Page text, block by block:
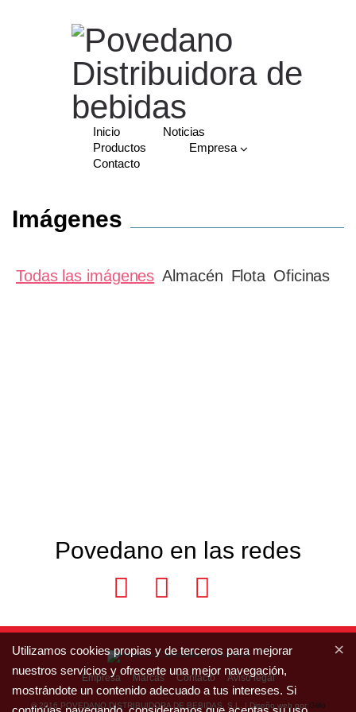
Inicio
Noticias
Productos
Empresa
Contacto
Imágenes
Todas las imágenes Almacén Flota Oficinas
Povedano en las redes
Empresa Marcas Contacto Aviso legal
© 2016 POVEDANO DISTRIBUIDORA DE BEBIDAS, S.L. | Diseño web por Glifo
×
Utilizamos cookies propias y de terceros para mejorar
nuestros servicios y ofrecerte una mejor navegación,
mostrándote un contenido adecuado a tus intereses. Si